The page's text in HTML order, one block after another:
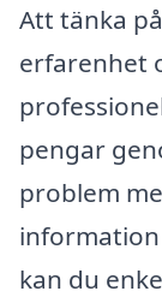
Att tänka
erfarenhet
pengar
problem
kan du